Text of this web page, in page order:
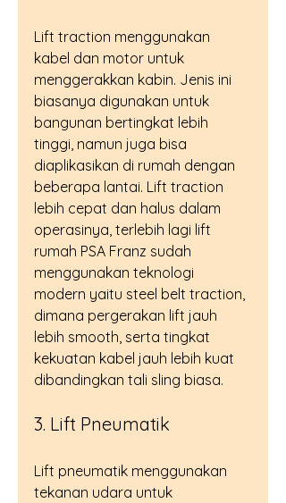
Lift traction menggunakan
kabel dan motor untuk
menggerakkan kabin. Jenis ini
biasanya digunakan untuk
bangunan bertingkat lebih
tinggi, namun juga bisa
diaplikasikan di rumah dengan
beberapa lantai. Lift traction
lebih cepat dan halus dalam
operasinya, terlebih lagi lift
rumah PSA Franz sudah
menggunakan teknologi
modern yaitu steel belt traction,
dimana pergerakan lift jauh
lebih smooth, serta tingkat
kekuatan kabel jauh lebih kuat
dibandingkan tali sling biasa.
3. Lift Pneumatik
Lift pneumatik menggunakan
tekanan udara untuk